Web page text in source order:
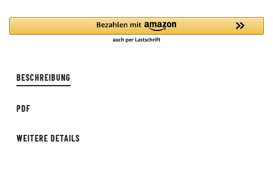
BESCHREIBUNG
PDF
WEITERE DETAILS